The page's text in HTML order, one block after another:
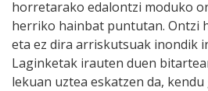
horretarako edalontzi moduko
herriko hainbat puntutan. Ontzi
eta ez dira arriskutsuak inondik
Laginketak irauten duen
lekuan uztea eskatzen da, kendu